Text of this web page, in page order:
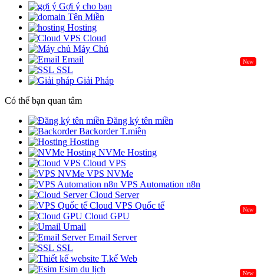
Gợi ý cho bạn
Tên Miền
Hosting
Cloud
Máy Chủ
New
Email
SSL
Giải Pháp
Có thể bạn quan tâm
Đăng ký tên miền
Backorder T.miền
Hosting
NVMe Hosting
Cloud VPS
VPS NVMe
VPS Automation n8n
Cloud Server
Cloud VPS Quốc tế
New
Cloud GPU
Umail
Email Server
SSL
T.kế Web
Esim du lịch
New